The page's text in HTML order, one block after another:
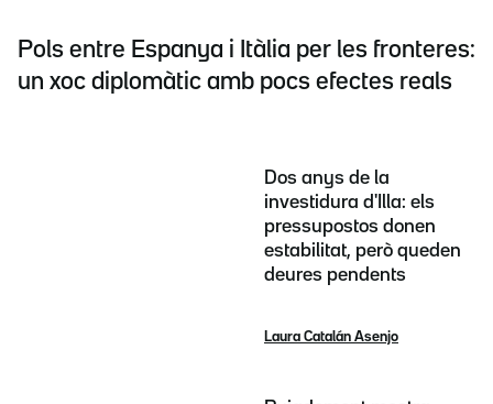
Pols entre Espanya i Itàlia per les fronteres:
un xoc diplomàtic amb pocs efectes reals
Dos anys de la
investidura d'Illa: els
pressupostos donen
estabilitat, però queden
deures pendents
Laura Catalán Asenjo